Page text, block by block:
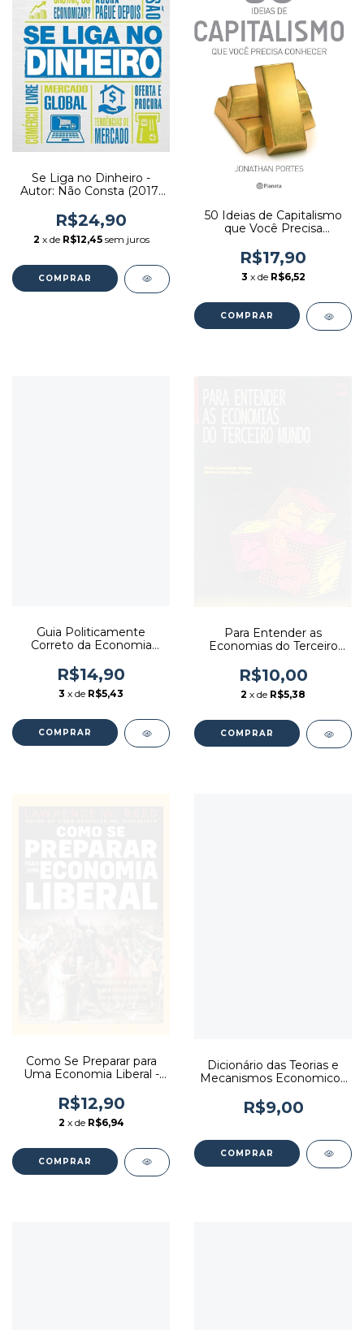
Se Liga no Dinheiro -
Autor: Não Consta (2017)
R$24,90
2 x de R$12,45 sem juros
50 Ideias de Capitalismo
que Você Precisa
Jonathan Portes (2017)
[usado]
R$17,90
3 x de R$6,52
Guia Politicamente
Correto da Economia
Narlock (2015) [usado]
R$14,90
3 x de R$5,43
Para Entender as
Economias do Terceiro
Locômaco Bastos; Maria
Luiza Falcão Silva (1995)
[usado]
R$10,00
2 x de R$5,38
Como Se Preparar para
Uma Economia Liberal -
(2020) [usado]
R$12,90
2 x de R$6,94
Dicionário das Teorias e
Mecanismos Economicos
Janine Brémond (1988)
[usado]
R$9,00